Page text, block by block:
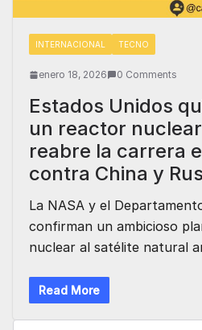
INTERNACIONAL TECNO
enero 18, 2026 0 Comments
Estados Unidos
un reactor
reabre la carrera
contra China y
La NASA y el
confirman un ambicioso
nuclear al satélite natural
Read More